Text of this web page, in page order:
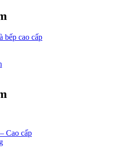
bếp cao cấp
Cao cấp